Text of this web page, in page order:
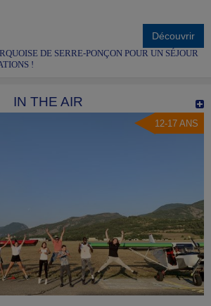
Découvrir
DE SERRE-PONÇON POUR UN SÉJOUR
!
IN THE AIR
12-17 ANS